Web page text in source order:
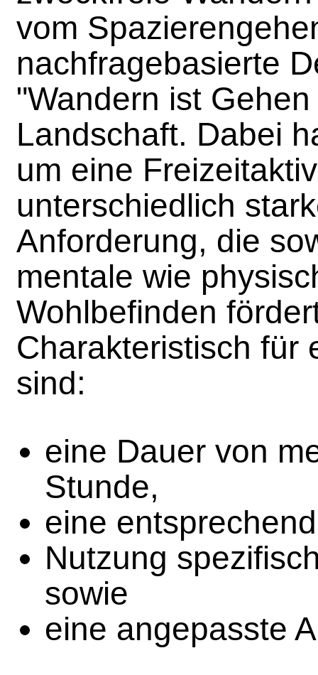
vom
nachfragebasierte
"Wandern ist
Landschaft. Dabei
um eine
unterschiedlich
Anforderung, die
mentale wie
Wohlbefinden
Charakteristisch für
sind:
eine Dauer von
Stunde,
eine
Nutzung
sowie
eine angepasste